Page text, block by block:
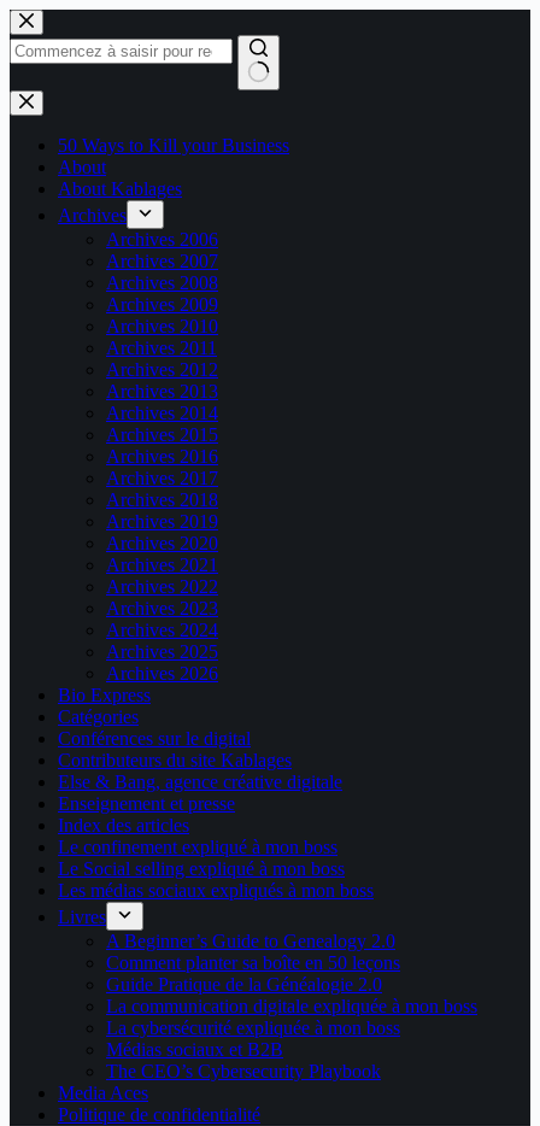
Passer
au
contenu
Aucun
résultat
50 Ways to Kill your Business
About
About Kablages
Archives
Archives 2006
Archives 2007
Archives 2008
Archives 2009
Archives 2010
Archives 2011
Archives 2012
Archives 2013
Archives 2014
Archives 2015
Archives 2016
Archives 2017
Archives 2018
Archives 2019
Archives 2020
Archives 2021
Archives 2022
Archives 2023
Archives 2024
Archives 2025
Archives 2026
Bio Express
Catégories
Conférences sur le digital
Contributeurs du site Kablages
Else & Bang, agence créative digitale
Enseignement et presse
Index des articles
Le confinement expliqué à mon boss
Le Social selling expliqué à mon boss
Les médias sociaux expliqués à mon boss
Livres
A Beginner’s Guide to Genealogy 2.0
Comment planter sa boîte en 50 leçons
Guide Pratique de la Généalogie 2.0
La communication digitale expliquée à mon boss
La cybersécurité expliquée à mon boss
Médias sociaux et B2B
The CEO’s Cybersecurity Playbook
Media Aces
Politique de confidentialité